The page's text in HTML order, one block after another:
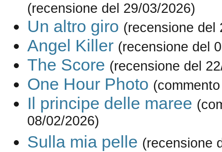
(recensione del 29/03/2026)
Un altro giro (recensione del
Angel Killer (recensione del
The Score (recensione del
One Hour Photo
Il principe delle maree
08/02/2026)
Sulla mia pelle (recensione